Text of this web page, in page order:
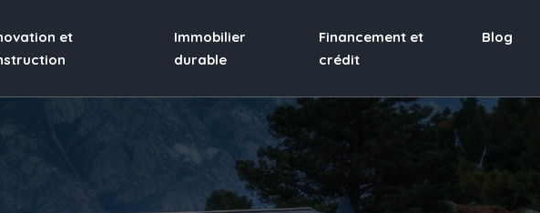
et
Immobilier
durable
Financement et
crédit
Blog